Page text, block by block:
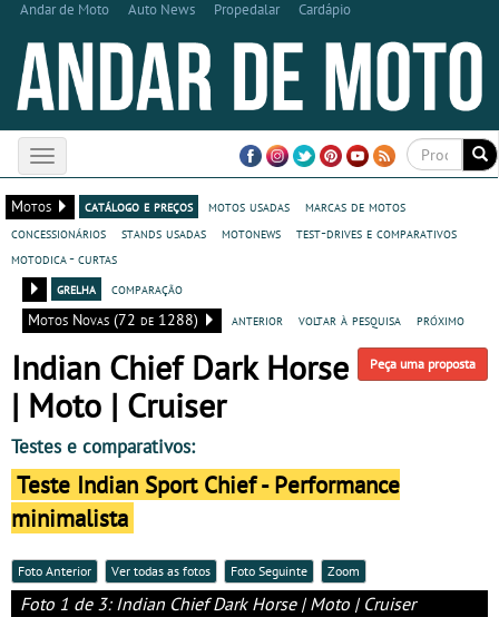
Andar de Moto Auto News Propedalar Cardápio
Toggle
navigation
Motos
catálogo e preços motos usadas
marcas de motos
concessionários
stands usadas motonews
test-drives e comparativos
motodica - curtas
grelha
comparação
Motos Novas (72 de 1288)
anterior voltar à pesquisa próximo
Peça uma proposta
Indian Chief Dark Horse
| Moto | Cruiser
Testes e comparativos:
Teste Indian Sport Chief - Performance
minimalista
Foto Anterior Ver todas as fotos Foto Seguinte Zoom
Foto 1 de 3: Indian Chief Dark Horse | Moto | Cruiser